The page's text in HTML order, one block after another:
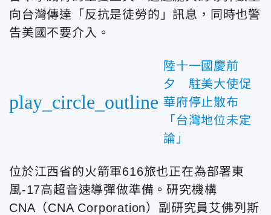
向台灣傳達「反抗是徒勞的」訊息，同時也警
告美國不要介入。
play_circle_outline
陸十一國慶前
夕 駐美大使促
華府停止散布
「台灣地位未定
論」
位於江西省的火箭軍616旅也正在為部署東
風-17高超音速導彈做準備。研究機構
CNA （CNA Corporation）副研究員艾佛列斯